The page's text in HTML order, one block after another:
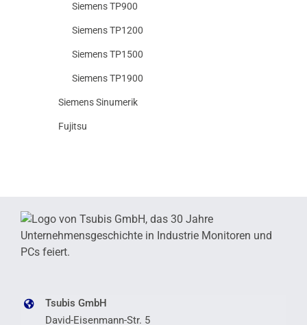
Siemens TP900
Siemens TP1200
Siemens TP1500
Siemens TP1900
Siemens Sinumerik
Fujitsu
Tsubis GmbH
David-Eisenmann-Str. 5